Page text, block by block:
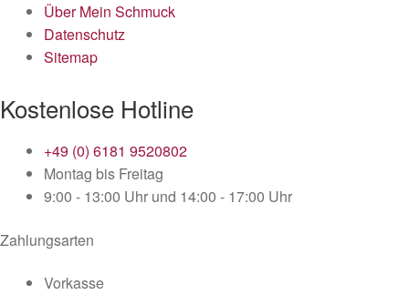
Über Mein Schmuck
Datenschutz
Sitemap
Kostenlose Hotline
+49 (0) 6181 9520802
Montag bis Freitag
9:00 - 13:00 Uhr und 14:00 - 17:00 Uhr
Zahlungsarten
Vorkasse